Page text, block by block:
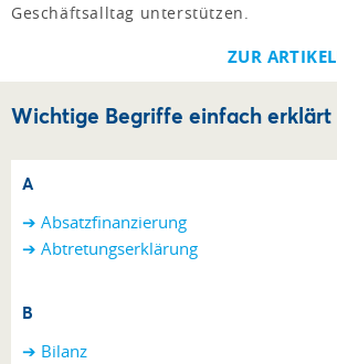
Geschäftsalltag unterstützen.
ZUR
Wichtige Begriffe einfach erklärt
A
➔ Absatzfinanzierung
➔ Abtretungserklärung
B
➔ Bilanz